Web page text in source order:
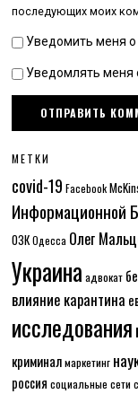
последующих моих
Уведомить меня
Уведомлять меня
МЕТКИ
covid-19 Facebook
Информационной
ОЗК Одесса Олег
Украина адвокат
влияние карантина
исследования
криминалмаркетинг
россия социальные сети